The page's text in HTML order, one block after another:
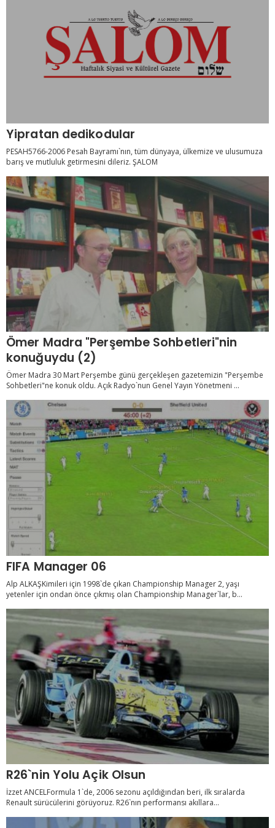
Yipratan dedikodular
PESAH5766-2006 Pesah Bayramı`nın, tüm dünyaya, ülkemize ve ulusumuza
barış ve mutluluk getirmesini dileriz. ŞALOM
Ömer Madra "Perşembe Sohbetleri"nin
konuğuydu (2)
Ömer Madra 30 Mart Perşembe günü gerçekleşen gazetemizin "Perşembe
Sohbetleri"ne konuk oldu. Açık Radyo`nun Genel Yayın Yönetmeni ...
FIFA Manager 06
Alp ALKAŞKimileri için 1998`de çıkan Championship Manager 2, yaşı
yetenler için ondan önce çıkmış olan Championship Manager`lar, b...
R26`nin Yolu Açik Olsun
İzzet ANCELFormula 1`de, 2006 sezonu açıldığından beri, ilk sıralarda
Renault sürücülerini görüyoruz. R26`nın performansı akıllara...